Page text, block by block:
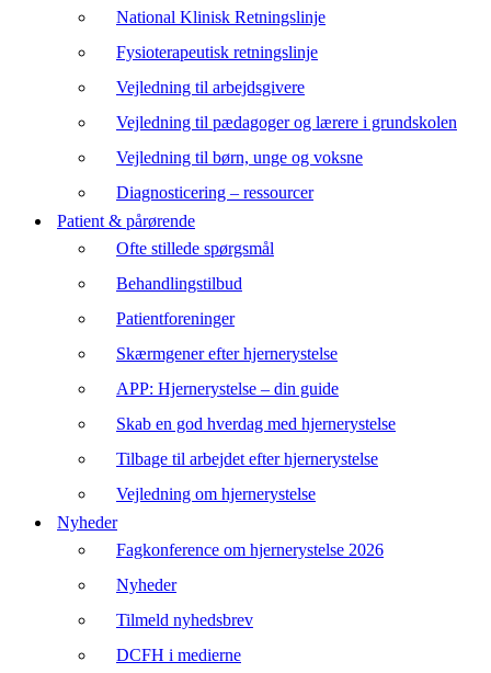
National Klinisk Retningslinje
Fysioterapeutisk retningslinje
Vejledning til arbejdsgivere
Vejledning til pædagoger og lærere i grundskolen
Vejledning til børn, unge og voksne
Diagnosticering – ressourcer
Patient & pårørende
Ofte stillede spørgsmål
Behandlingstilbud
Patientforeninger
Skærmgener efter hjernerystelse
APP: Hjernerystelse – din guide
Skab en god hverdag med hjernerystelse
Tilbage til arbejdet efter hjernerystelse
Vejledning om hjernerystelse
Nyheder
Fagkonference om hjernerystelse 2026
Nyheder
Tilmeld nyhedsbrev
DCFH i medierne